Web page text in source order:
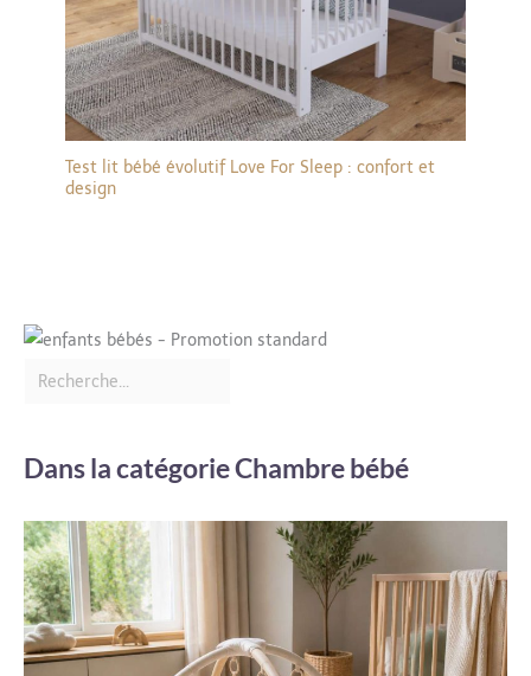
Test lit bébé évolutif Love For Sleep : confort et
design
Dans la catégorie Chambre bébé